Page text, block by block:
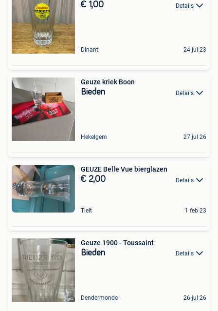
€ 1,00 Details
Dinant 24 jul 23
Geuze kriek Boon
Bieden Details
Hekelgem 27 jul 26
GEUZE Belle Vue bierglazen
€ 2,00 Details
Tielt 1 feb 23
Geuze 1900 - Toussaint
Bieden Details
Dendermonde 26 jul 26